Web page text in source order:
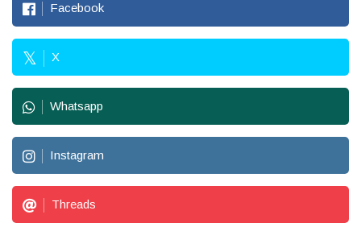
Facebook
X
Whatsapp
Instagram
Threads